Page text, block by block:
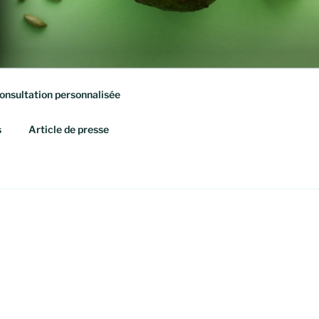
personnalisée
Article de presse